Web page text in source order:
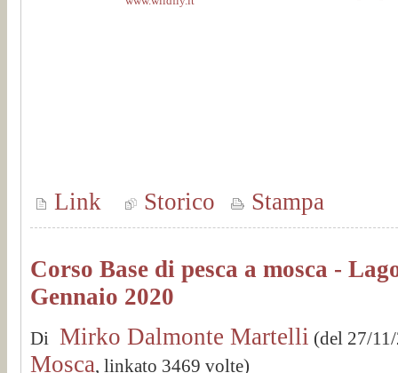
Link Storico Stampa
Corso Base di pesca a mosca -
Gennaio 2020
Di Mirko Dalmonte Martelli (del 27/
Mosca, linkato 3469 volte)